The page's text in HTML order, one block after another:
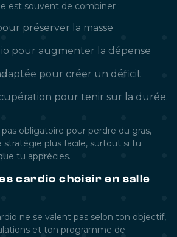
est souvent de combiner :
préserver la masse
pour augmenter la dépense
pour créer un déficit
pour tenir sur la durée.
pas obligatoire pour perdre du gras,
stratégie plus facile, surtout si tu
tu apprécies.
cardio choisir en salle
ne se valent pas selon ton objectif,
et ton programme de